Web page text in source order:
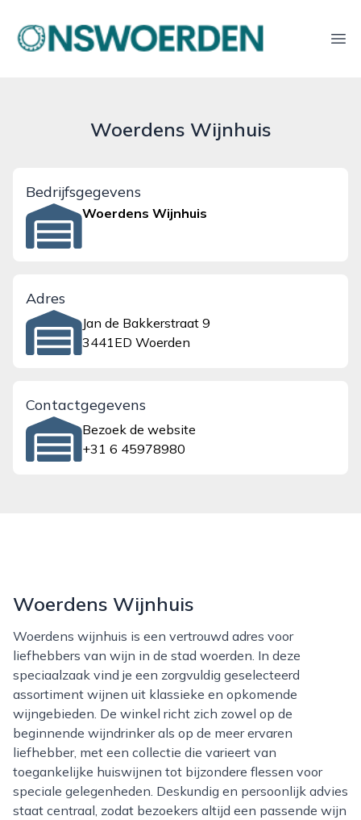
onswoerden.nl
Woerdens Wijnhuis
Bedrijfsgegevens
Woerdens Wijnhuis
Adres
Jan de Bakkerstraat 9
3441ED Woerden
Contactgegevens
Bezoek de website
+31 6 45978980
Woerdens Wijnhuis
Woerdens wijnhuis is een vertrouwd adres voor
liefhebbers van wijn in de stad woerden. In deze
speciaalzaak vind je een zorgvuldig geselecteerd
assortiment wijnen uit klassieke en opkomende
wijngebieden. De winkel richt zich zowel op de
beginnende wijndrinker als op de meer ervaren
liefhebber, met een collectie die varieert van
toegankelijke huiswijnen tot bijzondere flessen voor
speciale gelegenheden. Deskundig en persoonlijk advies
staat centraal, zodat bezoekers altijd een passende wijn